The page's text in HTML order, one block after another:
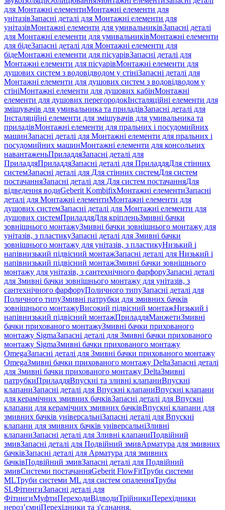
для Монтажні елементиМонтажні елементи для
унітазівЗапасні деталі для Монтажні елементи для
унітазівМонтажні елементи для умивальниківЗапасні деталі
для Монтажні елементи для умивальниківМонтажні елементи
для бідеЗапасні деталі для Монтажні елементи для
бідеМонтажні елементи для пісуарівЗапасні деталі для
Монтажні елементи для пісуарівМонтажні елементи для
душових систем з водовідводом у стініЗапасні деталі для
Монтажні елементи для душових систем з водовідводом у
стініМонтажні елементи для душових кабінМонтажні
елементи для душових перегородокІнсталяційні елементи для
змішувачів для умивальника та приладівЗапасні деталі для
Інсталяційні елементи для змішувачів для умивальника та
приладівМонтажні елементи для пральних і посудомийних
машинЗапасні деталі для Монтажні елементи для пральних і
посудомийних машинМонтажні елементи для консольних
навантаженьПриладдяЗапасні деталі для
ПриладдяПриладдяЗапасні деталі для ПриладдяДля стінних
системЗапасні деталі для Для стінних системДля систем
постачанняЗапасні деталі для Для систем постачанняДля
відведення водиGeberit KombifixМонтажні елементиЗапасні
деталі для Монтажні елементиМонтажні елементи для
душових системЗапасні деталі для Монтажні елементи для
душових системПриладдяДля кріпленьЗмивні бачки
зовнішнього монтажуЗмивні бачки зовнішнього монтажу для
унітазів, з пластикуЗапасні деталі для Змивні бачки
зовнішнього монтажу для унітазів, з пластикуНизький і
напівнизький підвісний монтажЗапасні деталі для Низький і
напівнизький підвісний монтажЗмивні бачки зовнішнього
монтажу для унітазів, з сантехнічного фарфоруЗапасні деталі
для Змивні бачки зовнішнього монтажу для унітазів, з
сантехнічного фарфоруПоличного типуЗапасні деталі для
Поличного типуЗмивні патрубки для змивних бачків
зовнішнього монтажуВисокий підвісний монтажНизький і
напівнизький підвісний монтажПриладдяМанжетиЗмивні
бачки прихованого монтажуЗмивні бачки прихованого
монтажу SigmaЗапасні деталі для Змивні бачки прихованого
монтажу SigmaЗмивні бачки прихованого монтажу
OmegaЗапасні деталі для Змивні бачки прихованого монтажу
OmegaЗмивні бачки прихованого монтажу DeltaЗапасні деталі
для Змивні бачки прихованого монтажу DeltaЗмивні
патрубкиПриладдяВпускні та зливні клапаниВпускні
клапаниЗапасні деталі для Впускні клапаниВпускні клапани
для керамічних змивних бачківЗапасні деталі для Впускні
клапани для керамічних змивних бачківВпускні клапани для
змивних бачків універсальніЗапасні деталі для Впускні
клапани для змивних бачків універсальніЗливні
клапаниЗапасні деталі для Зливні клапаниПодвійний
змивЗапасні деталі для Подвійний змивАрматура для змивних
бачкiвЗапасні деталі для Арматура для змивних
бачкiвПодвійний змивЗапасні деталі для Подвійний
змивСистеми постачанняGeberit FlowFitТруби системи
MLТруби системи ML для систем опаленняТрубы
SLФітингиЗапасні деталі для
ФітингиМуфтиПереходиВідводиТрійникиПерехідники
нероз’ємніПерехідники та з'єднання,